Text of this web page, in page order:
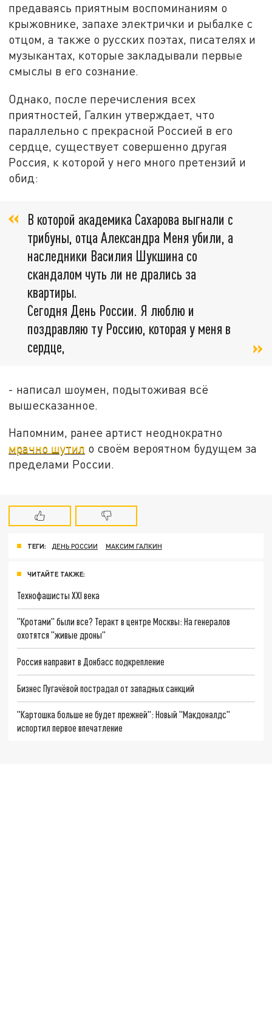
предаваясь приятным воспоминаниям о
крыжовнике, запахе электрички и рыбалке с
отцом, а также о русских поэтах, писателях и
музыкантах, которые закладывали первые
смыслы в его сознание.
Однако, после перечисления всех
приятностей, Галкин утверждает, что
параллельно с прекрасной Россией в его
сердце, существует совершенно другая
Россия, к которой у него много претензий и
обид:
В которой академика Сахарова выгнали с
трибуны, отца Александра Меня убили, а
наследники Василия Шукшина со
скандалом чуть ли не дрались за
квартиры.
Сегодня День России. Я люблю и
поздравляю ту Россию, которая у меня в
сердце,
- написал шоумен, подытоживая всё
вышесказанное.
Напомним, ранее артист неоднократно
мрачно шутил о своём вероятном будущем за
пределами России.
ТЕГИ: ДЕНЬ РОССИИ МАКСИМ ГАЛКИН
ЧИТАЙТЕ ТАКЖЕ:
Технофашисты XXI века
"Кротами" были все? Теракт в центре Москвы: На генералов
охотятся "живые дроны"
Россия направит в Донбасс подкрепление
Бизнес Пугачёвой пострадал от западных санкций
"Картошка больше не будет прежней": Новый "Макдоналдс"
испортил первое впечатление